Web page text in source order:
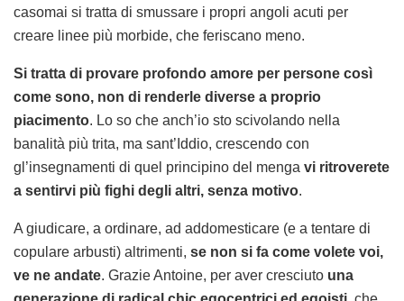
casomai si tratta di smussare i propri angoli acuti per
creare linee più morbide, che feriscano meno.
Si tratta di provare profondo amore per persone così
come sono, non di renderle diverse a proprio
piacimento. Lo so che anch’io sto scivolando nella
banalità più trita, ma sant’Iddio, crescendo con
gl’insegnamenti di quel principino del menga vi ritroverete
a sentirvi più fighi degli altri, senza motivo.
A giudicare, a ordinare, ad addomesticare (e a tentare di
copulare arbusti) altrimenti, se non si fa come volete voi,
ve ne andate. Grazie Antoine, per aver cresciuto una